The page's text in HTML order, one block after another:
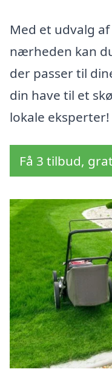
Med et udvalg
nærheden kan
der passer til
din have til et
lokale eksperter!
Få 3 tilbud,